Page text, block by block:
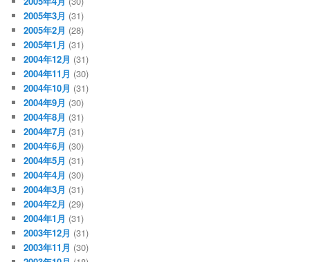
2005年3月 (31)
2005年2月 (28)
2005年1月 (31)
2004年12月 (31)
2004年11月 (30)
2004年10月 (31)
2004年9月 (30)
2004年8月 (31)
2004年7月 (31)
2004年6月 (30)
2004年5月 (31)
2004年4月 (30)
2004年3月 (31)
2004年2月 (29)
2004年1月 (31)
2003年12月 (31)
2003年11月 (30)